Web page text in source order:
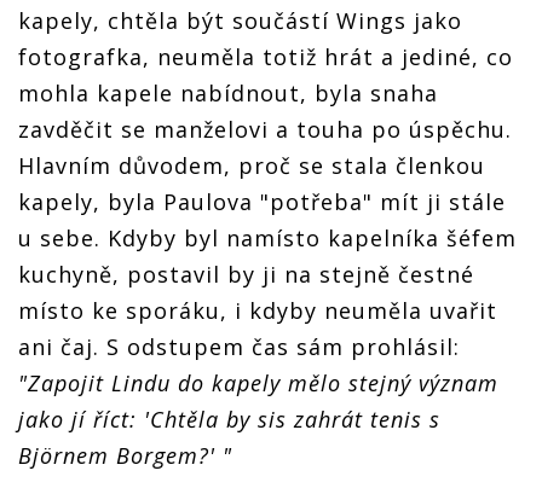
kapely, chtěla být součástí Wings jako
fotografka, neuměla totiž hrát a jediné, co
mohla kapele nabídnout, byla snaha
zavděčit se manželovi a touha po úspěchu.
Hlavním důvodem, proč se stala členkou
kapely, byla Paulova "potřeba" mít ji stále
u sebe. Kdyby byl namísto kapelníka šéfem
kuchyně, postavil by ji na stejně čestné
místo ke sporáku, i kdyby neuměla uvařit
ani čaj. S odstupem čas sám prohlásil:
"Zapojit Lindu do kapely mělo stejný význam
jako jí říct: 'Chtěla by sis zahrát tenis s
Björnem Borgem?' "